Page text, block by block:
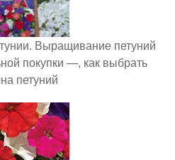
Выращивание петуний
покупки —, как выбрать
петуний